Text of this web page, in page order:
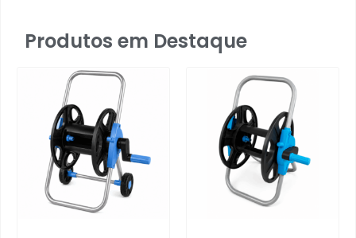
Produtos em Destaque